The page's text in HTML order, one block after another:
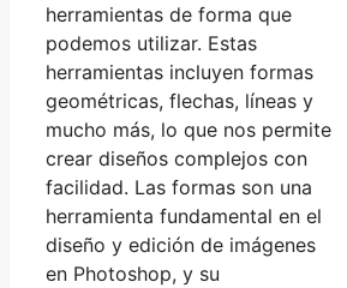
herramientas de forma que
podemos utilizar. Estas
herramientas incluyen formas
geométricas, flechas, líneas y
mucho más, lo que nos permite
crear diseños complejos con
facilidad. Las formas son una
herramienta fundamental en el
diseño y edición de imágenes
en Photoshop, y su